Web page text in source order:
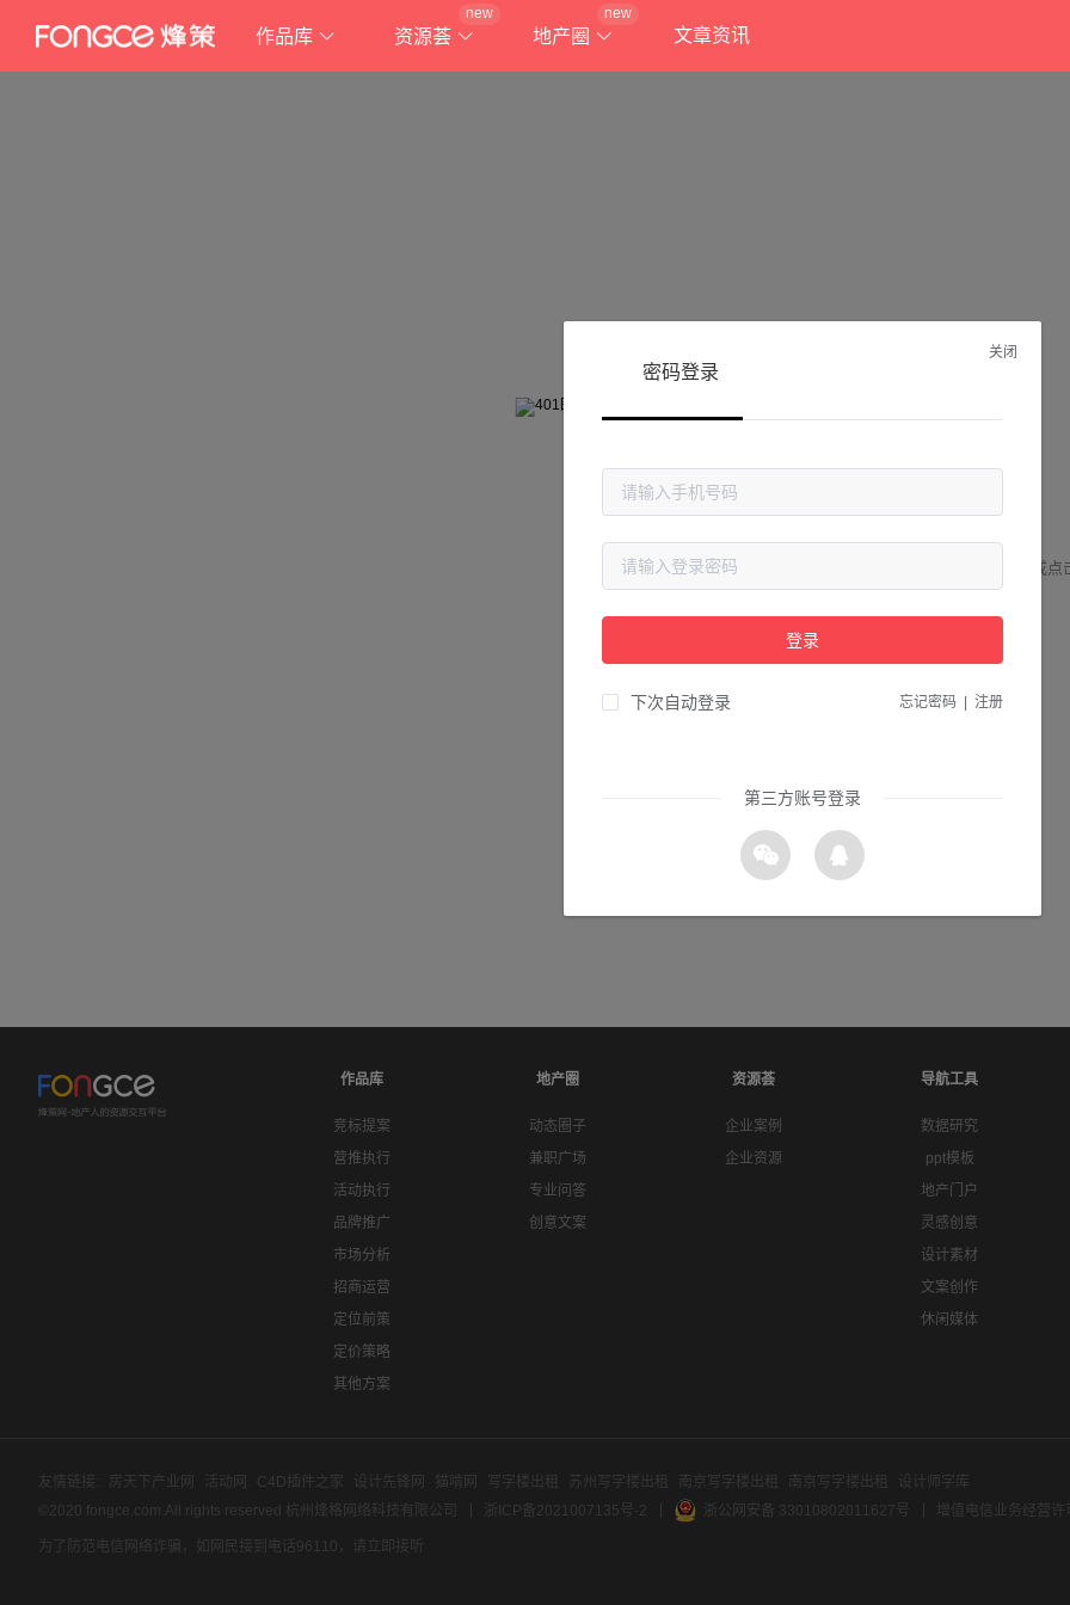
作品库 资源荟
new
地产圈
new
文章资讯
抱歉!
请检查您输入的网址是否正确，或点
作品库
竞标提案
营推执行
活动执行
品牌推广
市场分析
招商运营
定位前策
定价策略
其他方案
地产圈
动态圈子
兼职广场
专业问答
创意文案
资源荟
企业案例
企业资源
导航工具
数据研究
ppt模板
地产门户
灵感创意
设计素材
文案创作
休闲媒体
友情链接: 房天下产业网 活动网 C4D插件之家 设计先锋网 猫啃网 写字楼出租 苏州写字楼出租 南京写字楼出租 南京写字楼出租
设计师字库
©2020 fongce.com.All rights reserved 杭州烽格网络科技有限公司
浙ICP备2021007135号-2 浙公网安备 33010802011627号 增值电信业务经营
为了防范电信网络诈骗，如网民接到电话96110，请立即接听
关闭
密码登录
登录
下次自动登录 忘记密码 注册
第三方账号登录